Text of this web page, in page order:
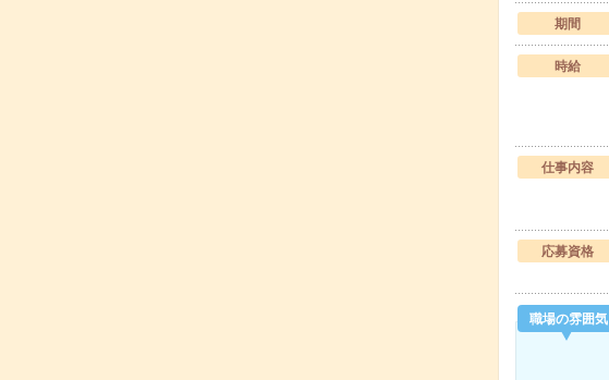
期間
時給
仕事内容
応募資格
職場の雰囲気